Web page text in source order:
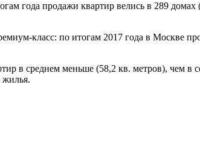
года продажи квартир велись в 289 домах
класс: по итогам 2017 года в Москве
в среднем меньше (58,2 кв. метров), чем в
жилья.